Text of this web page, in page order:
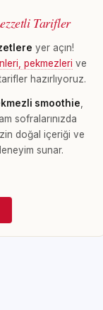
Tarifler
yer açın!
pekmezleri ve
hazırlıyoruz.
smoothie,
sofralarınızda
doğal içeriği ve
sunar.